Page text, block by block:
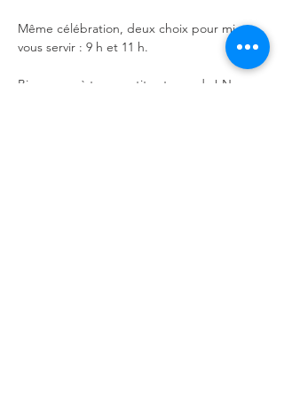
Même célébration, deux choix pour mieux
vous servir : 9 h et 11 h.
Bienvenue à tous, petits et grands ! Nous